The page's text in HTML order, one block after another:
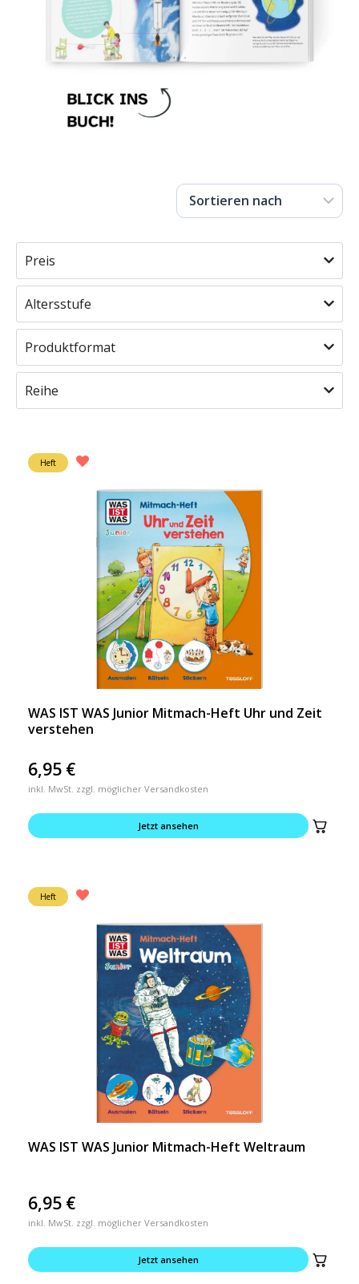
Preis
Altersstufe
Produktformat
Reihe
Heft
WAS IST WAS Junior Mitmach-Heft Uhr und Zeit
verstehen
6,95 €
inkl. MwSt. zzgl. möglicher Versandkosten
Jetzt ansehen
Heft
WAS IST WAS Junior Mitmach-Heft Weltraum
6,95 €
inkl. MwSt. zzgl. möglicher Versandkosten
Jetzt ansehen